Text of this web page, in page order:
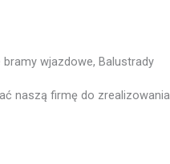
wjazdowe, Balustrady
naszą firmę do zrealizowania